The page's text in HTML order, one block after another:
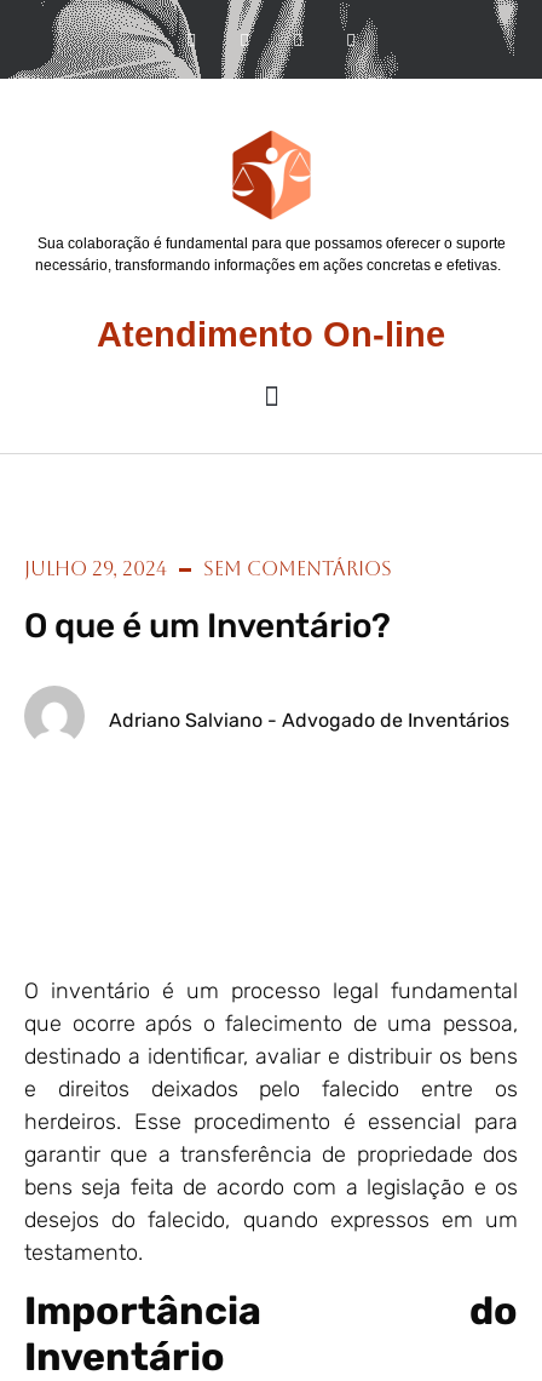
Sua colaboração é fundamental para que possamos oferecer o suporte
necessário, transformando informações em ações concretas e efetivas.
Atendimento On-line
julho 29, 2024 Sem Comentários
O que é um Inventário?
Adriano Salviano - Advogado de Inventários
O inventário é um processo legal fundamental
que ocorre após o falecimento de uma pessoa,
destinado a identificar, avaliar e distribuir os bens
e direitos deixados pelo falecido entre os
herdeiros. Esse procedimento é essencial para
garantir que a transferência de propriedade dos
bens seja feita de acordo com a legislação e os
desejos do falecido, quando expressos em um
testamento.
Importância do
Inventário